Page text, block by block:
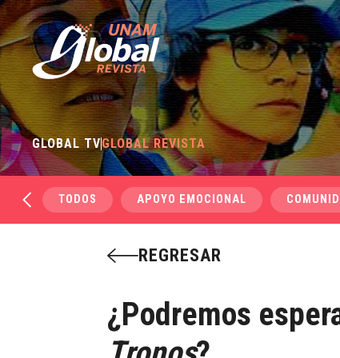
GLOBAL TVGLOBAL REVISTA
TODOS APOYO EMOCIONAL
REGRESAR
¿Podremos